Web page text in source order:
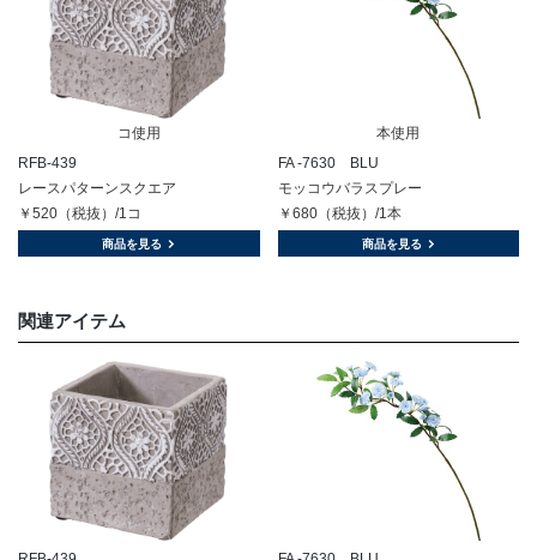
コ使用
RFB-439
レースパターンスクエア
￥520（税抜）/1コ
商品を見る
本使用
FA -7630 BLU
モッコウバラスプレー
￥680（税抜）/1本
商品を見る
関連アイテム